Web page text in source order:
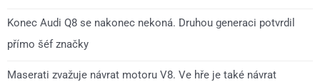
Konec Audi Q8 se nakonec nekoná. Druhou generaci potvrdil
přímo šéf značky
Maserati zvažuje návrat motoru V8. Ve hře je také návrat